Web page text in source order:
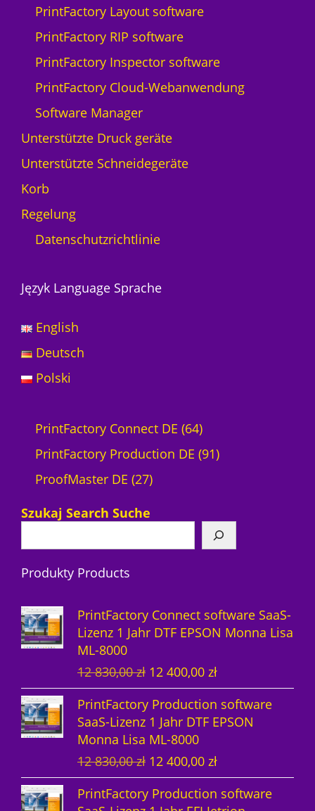
PrintFactory Layout software
PrintFactory RIP software
PrintFactory Inspector software
PrintFactory Cloud-Webanwendung
Software Manager
Unterstützte Druck geräte
Unterstützte Schneidegeräte
Korb
Regelung
Datenschutzrichtlinie
Język Language Sprache
English
Deutsch
Polski
PrintFactory Connect DE 646
4
d
t
PrintFactory Production DE 919
r
o
k
e
ProofMaster DE 272
r
u
t
e
Szukaj Search Suche
Produkty Products
PrintFactory Connect software SaaS-
Lizenz 1 Jahr DTF EPSON Monna Lisa
ML-8000
12 830,00zł U
r
s
p
r
ü
n
g
12 400,00 złA
k
u
l
l
e
PrintFactory Production software
SaaS-Lizenz 1 Jahr DTF EPSON
Monna Lisa ML-8000
12 830,00zł U
r
s
12 400,00 złA
k
PrintFactory Production software